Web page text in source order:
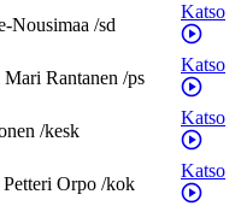
Nousimaa /sd
Katso
Mari Rantanen /ps
Katso
/kesk
Katso
Petteri Orpo /kok
Katso